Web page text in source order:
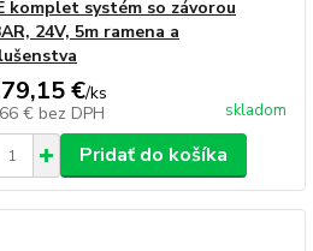
komplet systém so závorou
24V, 5m ramena a
€/ks
€ bez DPH skladom
Pridať do košíka